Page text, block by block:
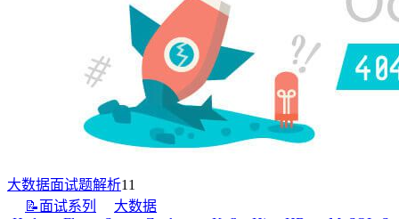
大数据面试题解析11
📝面试系列
大数据